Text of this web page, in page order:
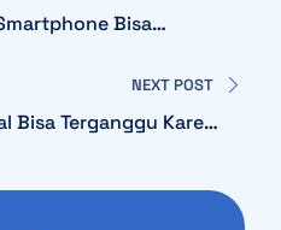
Bisa
NEXT POST
Bisa Terganggu Karena